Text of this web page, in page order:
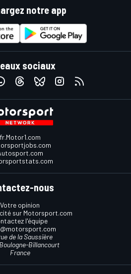
notre app
sociaux
fr.Motor1.com
nous
Votre opinion
sur Motorsport.com
l'équipe
de la Saussière
Billancourt
France